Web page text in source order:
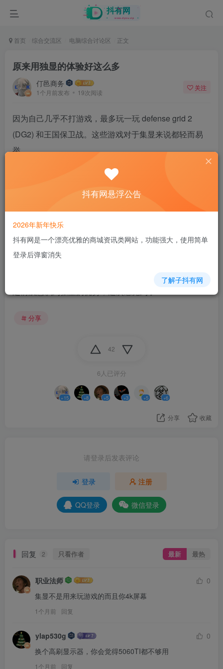
首页 综合交流区 电脑综合讨论区 正文
原来用独显的体验好这么多
仃邑商务
1个月前发布 19次阅读
关注
因为自己几乎不打游戏，最多玩一玩 defense grid 2
(DG2) 和王国保卫战。这些游戏对于集显来说都轻而易
举。
显示器是 U2725QE, 用 250K Plus 的集显，玩 DG2 这款
老游戏应该是很富裕的，豆包搜了下的确也是这样，完
最近刚买了 5060Ti 16g, 插上之后，明显能感觉画面丝滑
流畅了很多，最高画质，4K, 60Hz 稳如老狗。集显，总
分享
42
6人已评分
+15 +8 +5 +3 +5 +6
分享 收藏
请登录后发表评论
登录 注册
QQ登录 微信登录
回复 2 只看作者 最新 最热
职业法师
0
集显不是用来玩游戏的而且你4k屏幕
1个月前 回复
ylap530g
0
换个高刷显示器，你会觉得5060TI都不够用
1个月前 回复
抖有网悬浮公告
2026年新年快乐
抖有网是一个漂亮优雅的商城资讯类网站，功能强大，使用简单
登录后弹窗消失
了解子抖有网